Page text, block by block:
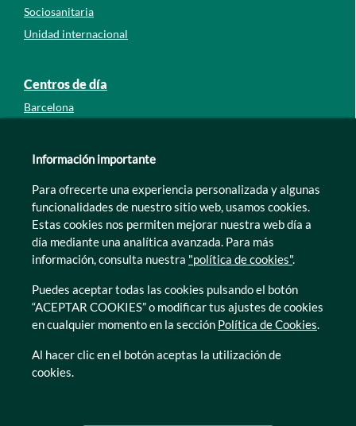
Sociosanitaria
Unidad internacional
Centros de día
Barcelona
León
Murcia
Tarragona
Zamora
© Caser Residencial 2026
Información importante
Para ofrecerte una experiencia personalizada y algunas
funcionalidades de nuestro sitio web, usamos cookies.
Estas cookies nos permiten mejorar nuestra web día a
día mediante una analítica avanzada. Para más
información, consulta nuestra "política de cookies".
Puedes aceptar todas las cookies pulsando el botón
“ACEPTAR COOKIES” o modificar tus ajustes de cookies
en cualquier momento en la sección Política de Cookies.
Al hacer clic en el botón aceptas la utilización de
cookies.